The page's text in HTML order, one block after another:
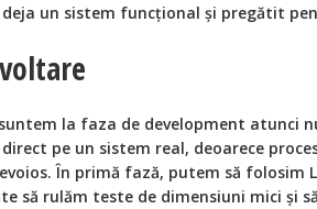
deja un sistem funcțional și pregătit
la faza de development atunci
pe un sistem real, deoarece
În primă fază, putem să folosim
să rulăm teste de dimensiuni mici și